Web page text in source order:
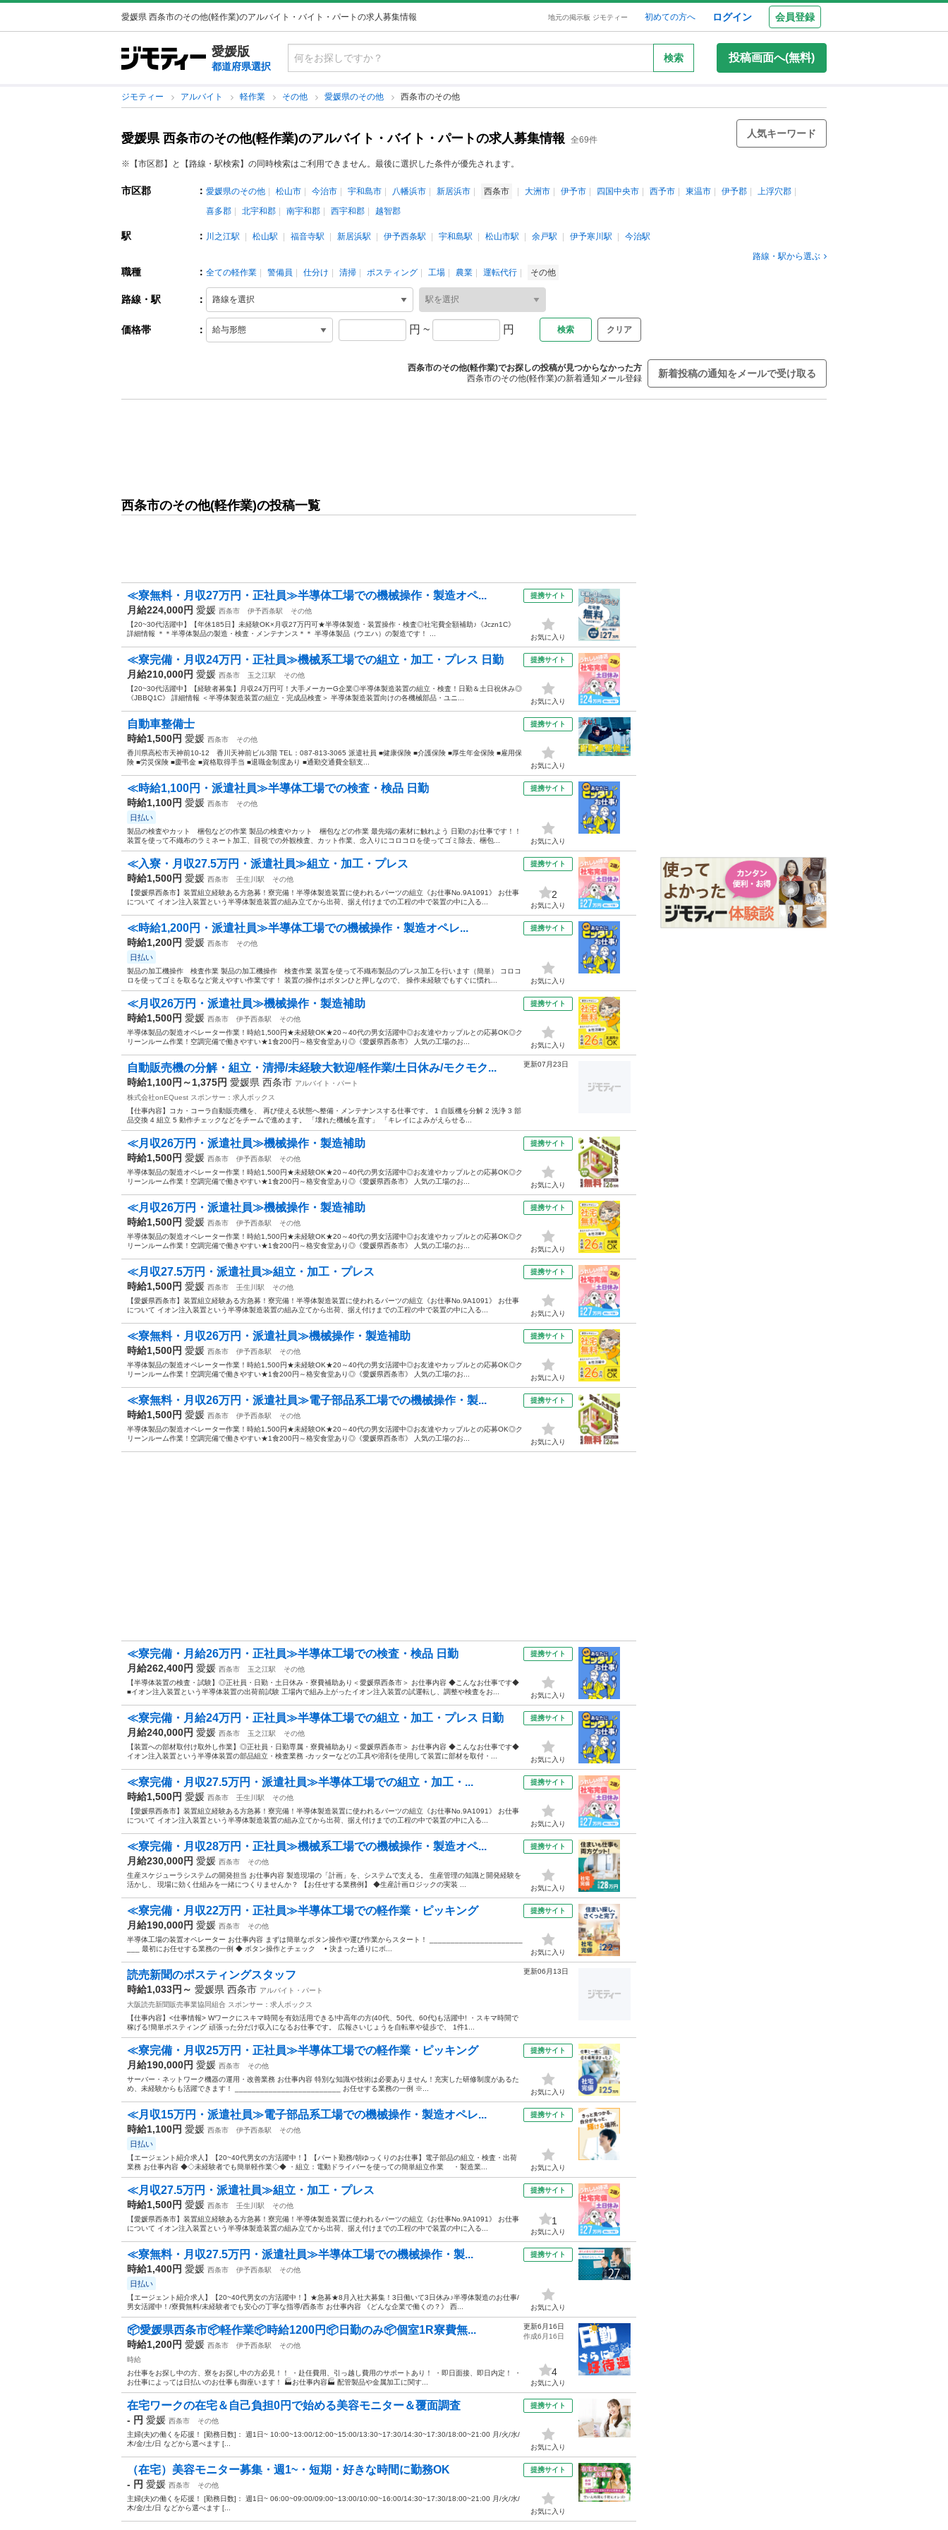
愛媛県 西条市のその他(軽作業)のアルバイト・バイト・パートの求人募集情報 地元の掲示板 ジモティー 初めての方へ ログイン 会員登録
愛媛版
都道府県選択
検索 投稿画面へ(無料)
ジモティー アルバイト 軽作業 その他 愛媛県のその他 西条市のその他
愛媛県 西条市のその他(軽作業)のアルバイト・バイト・パートの求人募集情報 全69件
人気キーワード
※【市区郡】と【路線・駅検索】の同時検索はご利用できません。最後に選択した条件が優先されます。
市区郡 ： 愛媛県のその他 松山市 今治市 宇和島市 八幡浜市 新居浜市 西条市 大洲市 伊予市 四国中央市 西予市 東温市 伊予郡
上浮穴郡
喜多郡
北宇和郡 南宇和郡 西宇和郡 越智郡
駅 ： 川之江駅 松山駅 福音寺駅 新居浜駅 伊予西条駅 宇和島駅 松山市駅 余戸駅 伊予寒川駅
今治駅
路線・駅から選ぶ
職種 ： 全ての軽作業 警備員 仕分け 清掃 ポスティング 工場 農業 運転代行 その他
路線・駅 ：
価格帯 ： 円 ~ 円 クリア
西条市のその他(軽作業)でお探しの投稿が見つからなかった方
西条市のその他(軽作業)の新着通知メール登録
新着投稿の通知をメールで受け取る
西条市のその他(軽作業)の投稿一覧
≪寮無料・月収27万円・正社員≫半導体工場での機械操作・製造オペ...
月給224,000円 愛媛 西条市 伊予西条駅
その他
【20~30代活躍中】【年休185日】未経験OK×月収27万円可★半導体製造・装置操作・検査◎社宅費全額補助♪《Jczn1C》
詳細情報 ＊＊半導体製品の製造・検査・メンテナンス＊＊ 半導体製品（ウエハ）の製造です！ ...
提携サイト
お気に入り
≪寮完備・月収24万円・正社員≫機械系工場での組立・加工・プレス 日勤
月給210,000円 愛媛 西条市 玉之江駅
その他
【20~30代活躍中】【経験者募集】月収24万円可！大手メーカーG企業◎半導体製造装置の組立・検査！日勤＆土日祝休み◎
《JBBQ1C》 詳細情報 ＜半導体製造装置の組立・完成品検査＞ 半導体製造装置向けの各機械部品・ユニ...
提携サイト
お気に入り
自動車整備士
時給1,500円 愛媛 西条市
その他
香川県高松市天神前10-12 香川天神前ビル3階 TEL：087-813-3065 派遣社員 ■健康保険 ■介護保険 ■厚生年金保険 ■雇用保
険 ■労災保険 ■慶弔金 ■資格取得手当 ■退職金制度あり ■通勤交通費全額支...
提携サイト
お気に入り
≪時給1,100円・派遣社員≫半導体工場での検査・検品 日勤
時給1,100円 愛媛 西条市 その他
日払い
製品の検査やカット 梱包などの作業 製品の検査やカット 梱包などの作業 最先端の素材に触れよう 日勤のお仕事です！！
装置を使って不織布のラミネート加工、目視での外観検査、カット作業、念入りにコロコロを使ってゴミ除去、梱包...
提携サイト
お気に入り
≪入寮・月収27.5万円・派遣社員≫組立・加工・プレス
時給1,500円 愛媛 西条市 壬生川駅
その他
【愛媛県西条市】装置組立経験ある方急募！寮完備！半導体製造装置に使われるパーツの組立《お仕事No.9A1091》 お仕事
について イオン注入装置という半導体製造装置の組み立てから出荷、据え付けまでの工程の中で装置の中に入る...
提携サイト
2
お気に入り
≪時給1,200円・派遣社員≫半導体工場での機械操作・製造オペレ...
時給1,200円 愛媛 西条市 その他
日払い
製品の加工機操作 検査作業 製品の加工機操作 検査作業 装置を使って不織布製品のプレス加工を行います（簡単） コロコ
ロを使ってゴミを取るなど覚えやすい作業です！ 装置の操作はボタンひと押しなので、 操作未経験でもすぐに慣れ...
提携サイト
お気に入り
≪月収26万円・派遣社員≫機械操作・製造補助
時給1,500円 愛媛 西条市 伊予西条駅
その他
半導体製品の製造オペレーター作業！時給1,500円★未経験OK★20～40代の男女活躍中◎お友達やカップルとの応募OK◎ク
リーンルーム作業！空調完備で働きやすい★1食200円～格安食堂あり◎《愛媛県西条市》 人気の工場のお...
提携サイト
お気に入り
自動販売機の分解・組立・清掃/未経験大歓迎/軽作業/土日休み/モクモク...
時給1,100円～1,375円 愛媛県 西条市 アルバイト・パート
株式会社onEQuest スポンサー：求人ボックス
【仕事内容】コカ・コーラ自動販売機を、 再び使える状態へ整備・メンテナンスする仕事です。 1 自販機を分解 2 洗浄 3 部
品交換 4 組立 5 動作チェックなどをチームで進めます。 「壊れた機械を直す」 「キレイによみがえらせる...
更新07月23日
≪月収26万円・派遣社員≫機械操作・製造補助
時給1,500円 愛媛 西条市 伊予西条駅
その他
半導体製品の製造オペレーター作業！時給1,500円★未経験OK★20～40代の男女活躍中◎お友達やカップルとの応募OK◎ク
リーンルーム作業！空調完備で働きやすい★1食200円～格安食堂あり◎《愛媛県西条市》 人気の工場のお...
提携サイト
お気に入り
≪月収26万円・派遣社員≫機械操作・製造補助
時給1,500円 愛媛 西条市 伊予西条駅
その他
半導体製品の製造オペレーター作業！時給1,500円★未経験OK★20～40代の男女活躍中◎お友達やカップルとの応募OK◎ク
リーンルーム作業！空調完備で働きやすい★1食200円～格安食堂あり◎《愛媛県西条市》 人気の工場のお...
提携サイト
お気に入り
≪月収27.5万円・派遣社員≫組立・加工・プレス
時給1,500円 愛媛 西条市 壬生川駅
その他
【愛媛県西条市】装置組立経験ある方急募！寮完備！半導体製造装置に使われるパーツの組立《お仕事No.9A1091》 お仕事
について イオン注入装置という半導体製造装置の組み立てから出荷、据え付けまでの工程の中で装置の中に入る...
提携サイト
お気に入り
≪寮無料・月収26万円・派遣社員≫機械操作・製造補助
時給1,500円 愛媛 西条市 伊予西条駅
その他
半導体製品の製造オペレーター作業！時給1,500円★未経験OK★20～40代の男女活躍中◎お友達やカップルとの応募OK◎ク
リーンルーム作業！空調完備で働きやすい★1食200円～格安食堂あり◎《愛媛県西条市》 人気の工場のお...
提携サイト
お気に入り
≪寮無料・月収26万円・派遣社員≫電子部品系工場での機械操作・製...
時給1,500円 愛媛 西条市 伊予西条駅
その他
半導体製品の製造オペレーター作業！時給1,500円★未経験OK★20～40代の男女活躍中◎お友達やカップルとの応募OK◎ク
リーンルーム作業！空調完備で働きやすい★1食200円～格安食堂あり◎《愛媛県西条市》 人気の工場のお...
提携サイト
お気に入り
≪寮完備・月給26万円・正社員≫半導体工場での検査・検品 日勤
月給262,400円 愛媛 西条市 玉之江駅
その他
【半導体装置の検査・試験】◎正社員・日勤・土日休み・寮費補助あり＜愛媛県西条市＞ お仕事内容 ◆こんなお仕事です◆
■イオン注入装置という半導体装置の出荷前試験 工場内で組み上がったイオン注入装置の試運転し、調整や検査をお...
提携サイト
お気に入り
≪寮完備・月給24万円・正社員≫半導体工場での組立・加工・プレス 日勤
月給240,000円 愛媛 西条市 玉之江駅
その他
【装置への部材取付け取外し作業】◎正社員・日勤専属・寮費補助あり＜愛媛県西条市＞ お仕事内容 ◆こんなお仕事です◆
イオン注入装置という半導体装置の部品組立・検査業務 -カッターなどの工具や溶剤を使用して装置に部材を取付・...
提携サイト
お気に入り
≪寮完備・月収27.5万円・派遣社員≫半導体工場での組立・加工・...
時給1,500円 愛媛 西条市 壬生川駅
その他
【愛媛県西条市】装置組立経験ある方急募！寮完備！半導体製造装置に使われるパーツの組立《お仕事No.9A1091》 お仕事
について イオン注入装置という半導体製造装置の組み立てから出荷、据え付けまでの工程の中で装置の中に入る...
提携サイト
お気に入り
≪寮完備・月収28万円・正社員≫機械系工場での機械操作・製造オペ...
月給230,000円 愛媛 西条市
その他
生産スケジューラシステムの開発担当 お仕事内容 製造現場の「計画」を、システムで支える。 生産管理の知識と開発経験を
活かし、 現場に効く仕組みを一緒につくりませんか？ 【お任せする業務例】 ◆生産計画ロジックの実装 ...
提携サイト
お気に入り
≪寮完備・月収22万円・正社員≫半導体工場での軽作業・ピッキング
月給190,000円 愛媛 西条市
その他
半導体工場の装置オペレーター お仕事内容 まずは簡単なボタン操作や運び作業からスタート！ ______________________
___ 最初にお任せする業務の一例 ◆ ボタン操作とチェック • 決まった通りにボ...
提携サイト
お気に入り
読売新聞のポスティングスタッフ
時給1,033円～ 愛媛県 西条市 アルバイト・パート
大阪読売新聞販売事業協同組合 スポンサー：求人ボックス
【仕事内容】<仕事情報> Wワークにスキマ時間を有効活用できる!中高年の方(40代、50代、60代)も活躍中! ・スキマ時間で
稼げる!簡単ポスティング 頑張った分だけ収入になるお仕事です。 広報さいじょうを自転車や徒歩で、 1件1...
更新06月13日
≪寮完備・月収25万円・正社員≫半導体工場での軽作業・ピッキング
月給190,000円 愛媛 西条市
その他
サーバー・ネットワーク機器の運用・改善業務 お仕事内容 特別な知識や技術は必要ありません！充実した研修制度があるた
め、未経験からも活躍できます！ _________________________ お任せする業務の一例 ※...
提携サイト
お気に入り
≪月収15万円・派遣社員≫電子部品系工場での機械操作・製造オペレ...
時給1,100円 愛媛 西条市 伊予西条駅 その他
日払い
【エージェント紹介求人】【20~40代男女の方活躍中！】【パート勤務/朝ゆっくりのお仕事】電子部品の組立・検査・出荷
業務 お仕事内容 ◆◇未経験者でも簡単軽作業◇◆ ・組立：電動ドライバーを使っての簡単組立作業 ・製造業...
提携サイト
お気に入り
≪月収27.5万円・派遣社員≫組立・加工・プレス
時給1,500円 愛媛 西条市 壬生川駅
その他
【愛媛県西条市】装置組立経験ある方急募！寮完備！半導体製造装置に使われるパーツの組立《お仕事No.9A1091》 お仕事
について イオン注入装置という半導体製造装置の組み立てから出荷、据え付けまでの工程の中で装置の中に入る...
提携サイト
1
お気に入り
≪寮無料・月収27.5万円・派遣社員≫半導体工場での機械操作・製...
時給1,400円 愛媛 西条市 伊予西条駅 その他
日払い
【エージェント紹介求人】【20~40代男女の方活躍中！】★急募★8月入社大募集！3日働いて3日休み♪半導体製造のお仕事/
男女活躍中！/寮費無料/未経験者でも安心の丁寧な指導/西条市 お仕事内容 《どんな企業で働くの？》 西...
提携サイト
お気に入り
📦愛媛県西条市📦軽作業📦時給1200円📦日勤のみ📦個室1R寮費無...
時給1,200円 愛媛 西条市 伊予西条駅
その他
時給
お仕事をお探し中の方、寮をお探し中の方必見！！ ・赴任費用、引っ越し費用のサポートあり！ ・即日面接、即日内定！ ・
お仕事によっては日払いのお仕事も御座います！ 🏭お仕事内容🏭 配管製品や金属加工に関す...
更新6月16日
作成6月16日
4
お気に入り
在宅ワークの在宅＆自己負担0円で始める美容モニター＆覆面調査
- 円 愛媛 西条市
その他
主婦(夫)の働くを応援！ [勤務日数]： 週1日~ 10:00~13:00/12:00~15:00/13:30~17:30/14:30~17:30/18:00~21:00 月/火/水/
木/金/土/日 などから選べます [...
提携サイト
お気に入り
（在宅）美容モニター募集・週1~・短期・好きな時間に勤務OK
- 円 愛媛 西条市
その他
主婦(夫)の働くを応援！ [勤務日数]： 週1日~ 06:00~09:00/09:00~13:00/10:00~16:00/14:30~17:30/18:00~21:00 月/火/水/
木/金/土/日 などから選べます [...
提携サイト
お気に入り